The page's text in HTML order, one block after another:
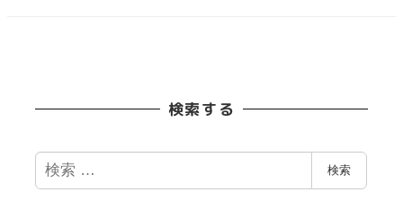
検索する
検
索
検索